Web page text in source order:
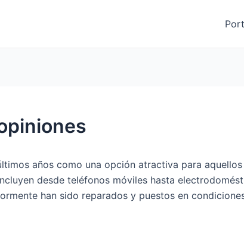
años como una opción atractiva para
desde teléfonos móviles hasta
han sido reparados y puestos en